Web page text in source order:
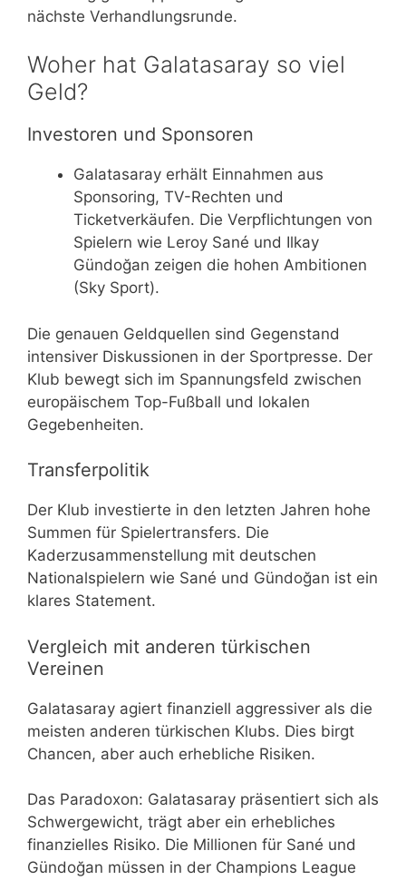
nächste Verhandlungsrunde.
Woher hat Galatasaray so viel
Geld?
Investoren und Sponsoren
Galatasaray erhält Einnahmen aus
Sponsoring, TV-Rechten und
Ticketverkäufen. Die Verpflichtungen von
Spielern wie Leroy Sané und Ilkay
Gündoğan zeigen die hohen Ambitionen
(Sky Sport).
Die genauen Geldquellen sind Gegenstand
intensiver Diskussionen in der Sportpresse. Der
Klub bewegt sich im Spannungsfeld zwischen
europäischem Top-Fußball und lokalen
Gegebenheiten.
Transferpolitik
Der Klub investierte in den letzten Jahren hohe
Summen für Spielertransfers. Die
Kaderzusammenstellung mit deutschen
Nationalspielern wie Sané und Gündoğan ist ein
klares Statement.
Vergleich mit anderen türkischen
Vereinen
Galatasaray agiert finanziell aggressiver als die
meisten anderen türkischen Klubs. Dies birgt
Chancen, aber auch erhebliche Risiken.
Das Paradoxon: Galatasaray präsentiert sich als
Schwergewicht, trägt aber ein erhebliches
finanzielles Risiko. Die Millionen für Sané und
Gündoğan müssen in der Champions League